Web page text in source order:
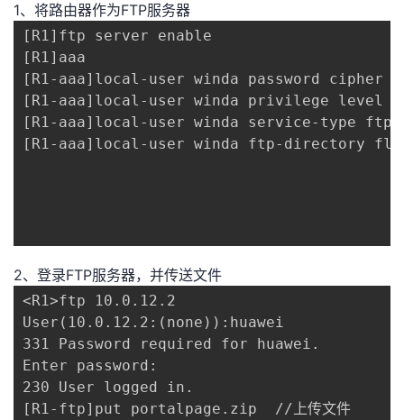
1、将路由器作为FTP服务器
[R1]ftp server enable
[R1]aaa
[R1-aaa]local-user winda password cipher
[R1-aaa]local-user winda privilege level
[R1-aaa]local-user winda service-type ftp
[R1-aaa]local-user winda ftp-directory
2、登录FTP服务器，并传送文件
<R1>ftp 10.0.12.2
User(10.0.12.2:(none)):huawei
331 Password required for huawei.
Enter password:
230 User logged in.
[R1-ftp]put portalpage.zip  //上传文件